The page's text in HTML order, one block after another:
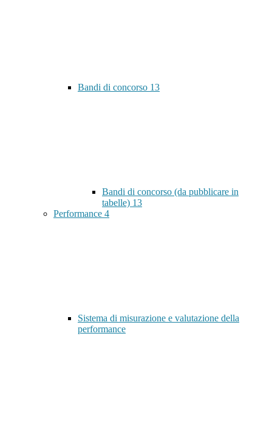
Bandi di concorso 13
Bandi di concorso (da pubblicare in
tabelle) 13
Performance 4
Sistema di misurazione e valutazione della
performance